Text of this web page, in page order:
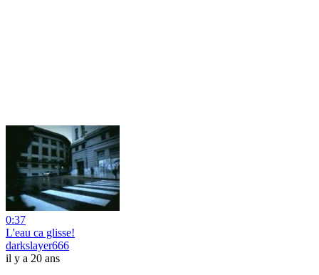
0:37
L'eau ca glisse!
darkslayer666
il y a 20 ans